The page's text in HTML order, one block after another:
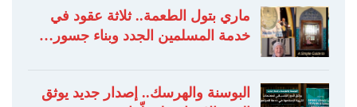
ماري بتول الطعمة.. ثلاثة عقود في
خدمة المسلمين الجدد وبناء جسور…
البوسنة والهرسك.. إصدار جديد يوثق